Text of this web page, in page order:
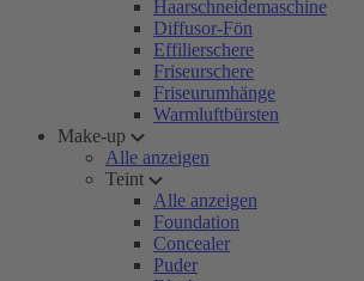
Haarschneidemaschine
Diffusor-Fön
Effilierschere
Friseurschere
Friseurumhänge
Warmluftbürsten
Make-up
Alle anzeigen
Teint
Alle anzeigen
Foundation
Concealer
Puder